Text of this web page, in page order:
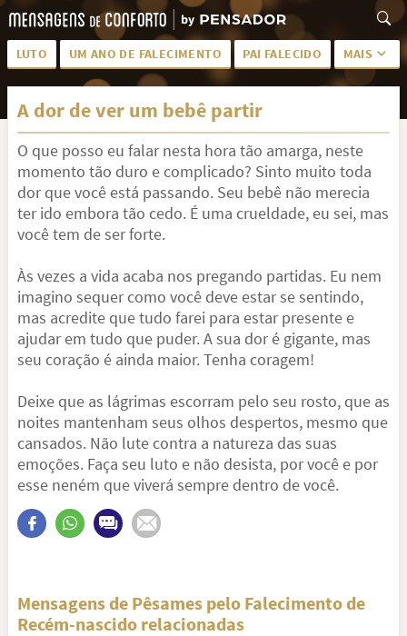
LUTO UM ANO DE FALECIMENTO PAI FALECIDO MAIS
LUTO PARA AMIGA PALAVRAS
PÊSAMES PARA AMIGA DESCANSE EM PAZ
MEUS SENTIMENTOS PÊSAMES PARA AMIGO
FRASES DE LUTO PARA AMIGO FIM DE NAMORO
A dor de ver um bebê partir
O que posso eu falar nesta hora tão amarga, neste
momento tão duro e complicado? Sinto muito toda
dor que você está passando. Seu bebê não merecia
ter ido embora tão cedo. É uma crueldade, eu sei, mas
você tem de ser forte.
Às vezes a vida acaba nos pregando partidas. Eu nem
imagino sequer como você deve estar se sentindo,
mas acredite que tudo farei para estar presente e
ajudar em tudo que puder. A sua dor é gigante, mas
seu coração é ainda maior. Tenha coragem!
Deixe que as lágrimas escorram pelo seu rosto, que as
noites mantenham seus olhos despertos, mesmo que
cansados. Não lute contra a natureza das suas
emoções. Faça seu luto e não desista, por você e por
esse neném que viverá sempre dentro de você.
Mensagens de Pêsames pelo Falecimento de
Recém-nascido relacionadas